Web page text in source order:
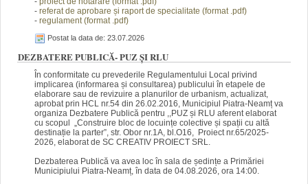
- referat de aprobare și raport de specialitate (format.pdf)
- regulament (format .pdf)
Postat la data de: 23.07.2026
DEZBATERE PUBLICĂ- PUZ ȘI RLU
În conformitate cu prevederile Regulamentului Local privind
implicarea (informarea și consultarea) publicului în etapele de
elaborare sau de revizuire a planurilor de urbanism, actualizat,
aprobat prin HCL nr.54 din 26.02.2016, Municipiul Piatra-Neamț va
organiza Dezbatere Publică pentru ,,PUZ și RLU aferent elaborat
cu scopul „Construire bloc de locuințe colective și spații cu altă
destinație la parter”, str. Obor nr.1A, bl.O16, Proiect nr.65/2025-
2026, elaborat de SC CREATIV PROIECT SRL.
Dezbaterea Publică va avea loc în sala de ședințe a Primăriei
Municipiului Piatra-Neamț, în data de 04.08.2026, ora 14:00.